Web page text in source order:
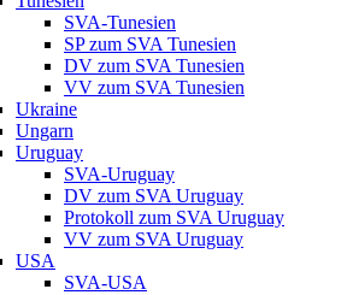
SVA-Tunesien
SP zum SVA Tunesien
DV zum SVA Tunesien
VV zum SVA Tunesien
Ukraine
Ungarn
Uruguay
SVA-Uruguay
DV zum SVA Uruguay
Protokoll zum SVA Uruguay
VV zum SVA Uruguay
USA
SVA-USA